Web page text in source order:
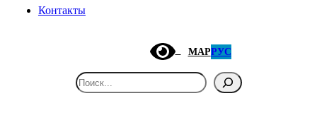
Контакты
МАРРУС
Поиск